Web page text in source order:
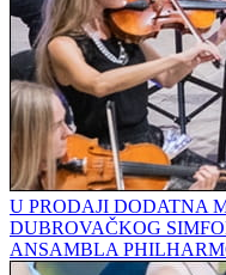
U PRODAJI DODATNA
DUBROVAČKOG
ANSAMBLA